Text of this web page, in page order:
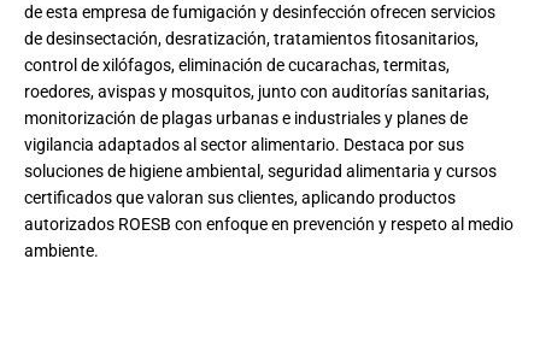
de esta empresa de fumigación y desinfección ofrecen servicios
de desinsectación, desratización, tratamientos fitosanitarios,
control de xilófagos, eliminación de cucarachas, termitas,
roedores, avispas y mosquitos, junto con auditorías sanitarias,
monitorización de plagas urbanas e industriales y planes de
vigilancia adaptados al sector alimentario. Destaca por sus
soluciones de higiene ambiental, seguridad alimentaria y cursos
certificados que valoran sus clientes, aplicando productos
autorizados ROESB con enfoque en prevención y respeto al medio
ambiente.